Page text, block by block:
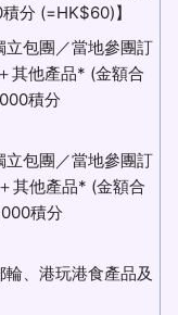
分 (=HK$60)】
包團／當地參團訂
其他產品* (金額合
積分
包團／當地參團訂
其他產品* (金額合
積分
、港玩港食產品及